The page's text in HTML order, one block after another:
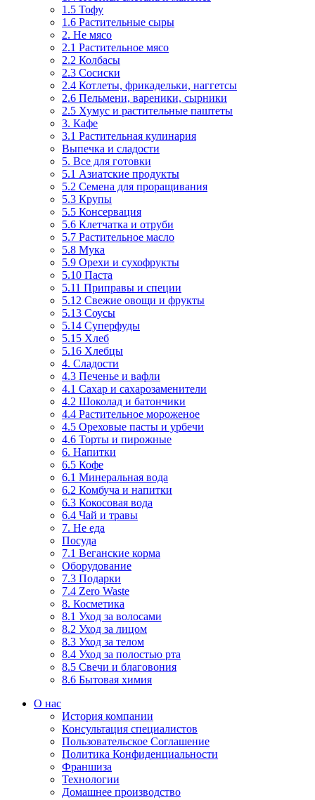
1.5 Тофу
1.6 Растительные сыры
2. Не мясо
2.1 Растительное мясо
2.2 Колбасы
2.3 Сосиски
2.4 Котлеты, фрикадельки, наггетсы
2.6 Пельмени, вареники, сырники
2.5 Хумус и растительные паштеты
3. Кафе
3.1 Растительная кулинария
Выпечка и сладости
5. Все для готовки
5.1 Азиатские продукты
5.2 Семена для проращивания
5.3 Крупы
5.5 Консервация
5.6 Клетчатка и отруби
5.7 Растительное масло
5.8 Мука
5.9 Орехи и сухофрукты
5.10 Паста
5.11 Приправы и специи
5.12 Свежие овощи и фрукты
5.13 Соусы
5.14 Суперфуды
5.15 Хлеб
5.16 Хлебцы
4. Сладости
4.3 Печенье и вафли
4.1 Сахар и сахарозаменители
4.2 Шоколад и батончики
4.4 Растительное мороженое
4.5 Ореховые пасты и урбечи
4.6 Торты и пирожные
6. Напитки
6.5 Кофе
6.1 Минеральная вода
6.2 Комбуча и напитки
6.3 Кокосовая вода
6.4 Чай и травы
7. Не еда
Посуда
7.1 Веганские корма
Оборудование
7.3 Подарки
7.4 Zero Waste
8. Косметика
8.1 Уход за волосами
8.2 Уход за лицом
8.3 Уход за телом
8.4 Уход за полостью рта
8.5 Свечи и благовония
8.6 Бытовая химия
О нас
История компании
Консультация специалистов
Пользовательское Соглашение
Политика Конфиденциальности
Франшиза
Технологии
Домашнее производство